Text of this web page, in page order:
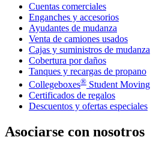
Cuentas comerciales
Enganches y accesorios
Ayudantes de mudanza
Venta de camiones usados
Cajas y suministros de mudanza
Cobertura por daños
Tanques y recargas de propano
Collegeboxes® Student Moving
Certificados de regalos
Descuentos y ofertas especiales
Asociarse con nosotros